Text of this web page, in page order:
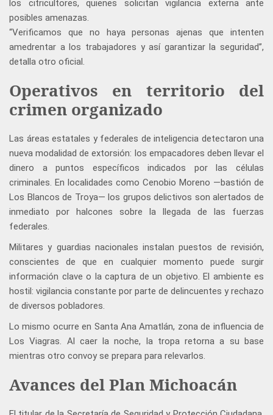
los citricultores, quienes solicitan vigilancia externa ante
posibles amenazas.
“Verificamos que no haya personas ajenas que intenten
amedrentar a los trabajadores y así garantizar la seguridad”,
detalla otro oficial.
Operativos en territorio del
crimen organizado
Las áreas estatales y federales de inteligencia detectaron una
nueva modalidad de extorsión: los empacadores deben llevar el
dinero a puntos específicos indicados por las células
criminales. En localidades como Cenobio Moreno —bastión de
Los Blancos de Troya— los grupos delictivos son alertados de
inmediato por halcones sobre la llegada de las fuerzas
federales.
Militares y guardias nacionales instalan puestos de revisión,
conscientes de que en cualquier momento puede surgir
información clave o la captura de un objetivo. El ambiente es
hostil: vigilancia constante por parte de delincuentes y rechazo
de diversos pobladores.
Lo mismo ocurre en Santa Ana Amatlán, zona de influencia de
Los Viagras. Al caer la noche, la tropa retorna a su base
mientras otro convoy se prepara para relevarlos.
Avances del Plan Michoacán